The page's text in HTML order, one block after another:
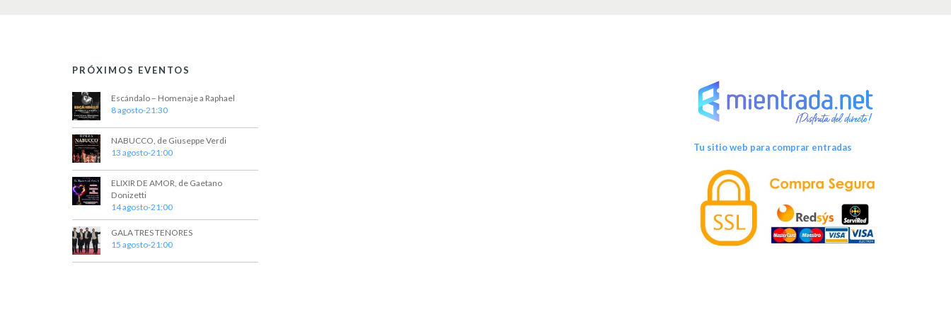
PRÓXIMOS EVENTOS
Escándalo – Homenaje a Raphael
8 agosto-21:30
NABUCCO, de Giuseppe Verdi
13 agosto-21:00
ELIXIR DE AMOR, de Gaetano
Donizetti
14 agosto-21:00
GALA TRES TENORES
15 agosto-21:00
Tu sitio web para comprar entradas